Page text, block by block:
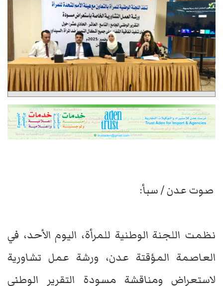
صوت عدن / سبأ:
نظمت اللجنة الوطنية للمرأة، اليوم الأحد، في
العاصمة المؤقتة عدن، ورشة عمل تشاورية
لاستعراض ومناقشة مسودة التقرير الوطني